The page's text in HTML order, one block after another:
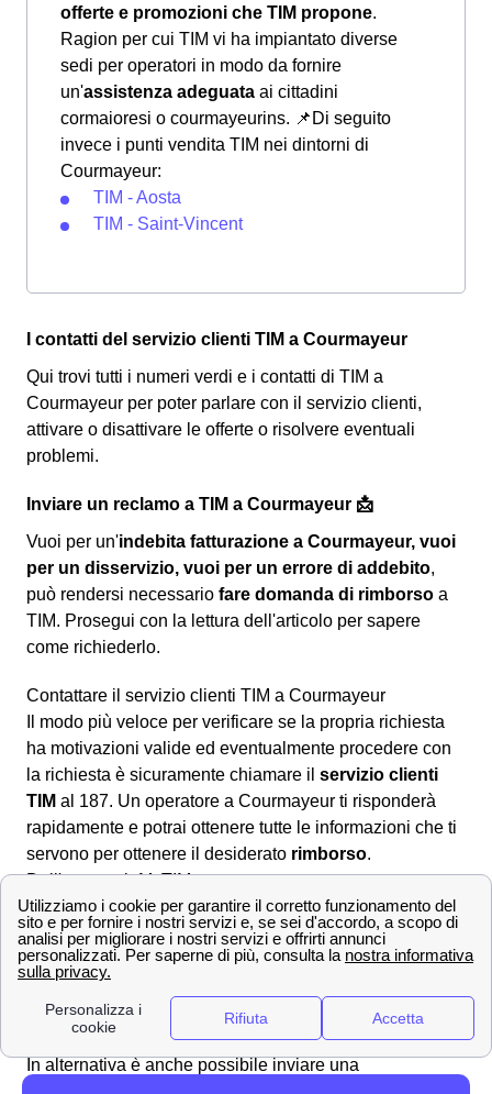
offerte e promozioni che TIM propone.
Ragion per cui TIM vi ha impiantato diverse
sedi per operatori in modo da fornire
un'assistenza adeguata ai cittadini
cormaioresi o courmayeurins. 📌Di seguito
invece i punti vendita TIM nei dintorni di
Courmayeur:
TIM - Aosta
TIM - Saint-Vincent
I contatti del servizio clienti TIM a Courmayeur
Qui trovi tutti i numeri verdi e i contatti di TIM a
Courmayeur per poter parlare con il servizio clienti,
attivare o disattivare le offerte o risolvere eventuali
problemi.
Inviare un reclamo a TIM a Courmayeur 📩
Vuoi per un'indebita fatturazione a Courmayeur, vuoi
per un disservizio, vuoi per un errore di addebito,
può rendersi necessario fare domanda di rimborso a
TIM. Prosegui con la lettura dell'articolo per sapere
come richiederlo.
Contattare il servizio clienti TIM a Courmayeur
Il modo più veloce per verificare se la propria richiesta
ha motivazioni valide ed eventualmente procedere con
la richiesta è sicuramente chiamare il servizio clienti
TIM al 187. Un operatore a Courmayeur ti risponderà
rapidamente e potrai ottenere tutte le informazioni che ti
servono per ottenere il desiderato rimborso.
Dall'area web MyTIM
È altresì possibile andare nell'area online dedicata
compilando il modulo nella sezione appositascriviciper
formulare correttamente la richiesta di rimborso a
Courmayeur ed attendere la risposta ad uno degli
indirizzi forniti in sede di compilazione.
Raccomandata A/R o PEC
In alternativa è anche possibile inviare una